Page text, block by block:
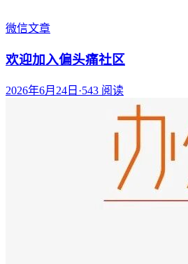
微信文章
欢迎加入偏头痛社区
2026年6月24日 ·543 阅读